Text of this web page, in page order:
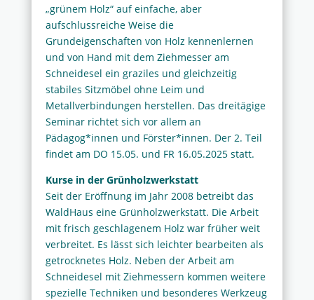
„grünem Holz“ auf einfache, aber
aufschlussreiche Weise die
Grundeigenschaften von Holz kennenlernen
und von Hand mit dem Ziehmesser am
Schneidesel ein graziles und gleichzeitig
stabiles Sitzmöbel ohne Leim und
Metallverbindungen herstellen. Das dreitägige
Seminar richtet sich vor allem an
Pädagog*innen und Förster*innen. Der 2. Teil
findet am DO 15.05. und FR 16.05.2025 statt.
Kurse in der Grünholzwerkstatt
Seit der Eröffnung im Jahr 2008 betreibt das
WaldHaus eine Grünholzwerkstatt. Die Arbeit
mit frisch geschlagenem Holz war früher weit
verbreitet. Es lässt sich leichter bearbeiten als
getrocknetes Holz. Neben der Arbeit am
Schneidesel mit Ziehmessern kommen weitere
spezielle Techniken und besonderes Werkzeug